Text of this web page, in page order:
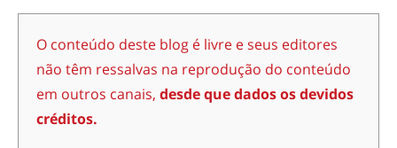
O conteúdo deste blog é livre e seus editores
não têm ressalvas na reprodução do conteúdo
em outros canais, desde que dados os devidos
créditos.